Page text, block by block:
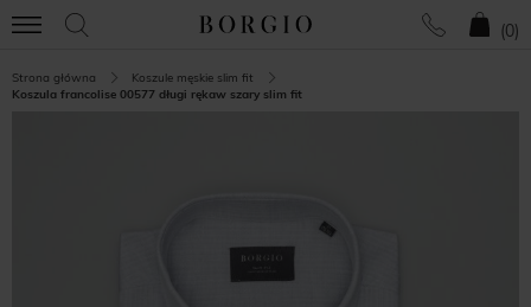
(0)
Strona główna
Koszule męskie slim fit
Koszula francolise 00577 długi rękaw szary slim fit